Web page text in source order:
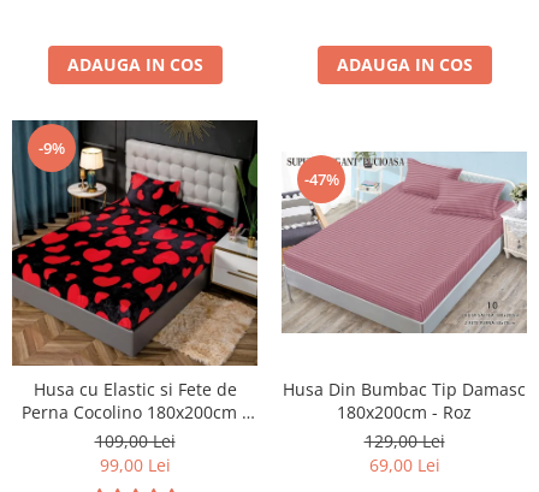
ADAUGA IN COS ADAUGA IN COS
-9%
Husa cu Elastic si Fete de
Perna Cocolino 180x200cm -
Hearts - Negru Cu Inimioare
Rosii
109,00 Lei
99,00 Lei
-47%
Husa Din Bumbac Tip Damasc
180x200cm - Roz
129,00 Lei
69,00 Lei